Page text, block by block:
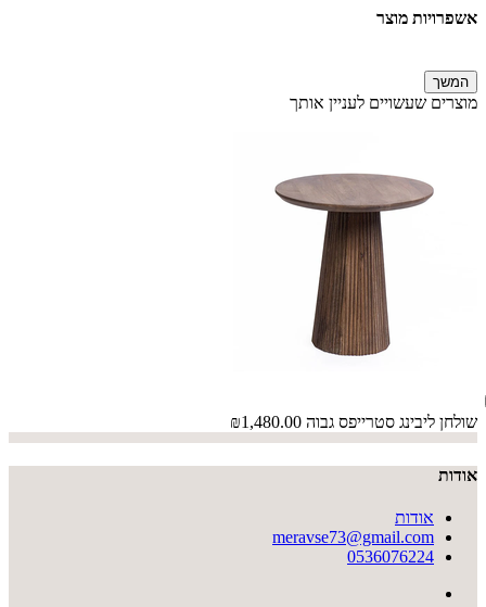
אשפרויות מוצר
המשך
מוצרים שעשויים לעניין אותך
שולחן ליבינג סטרייפס גבוה ₪1,480.00
אודות
אודות
meravse73@gmail.com
0536076224